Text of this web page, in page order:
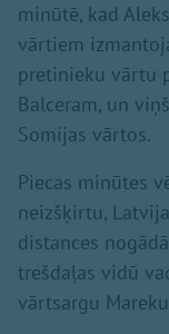
minūtē, kad
vārtiem
pretinieku vārtu
Balceram, un
Somijas vārtos.
Piecas minūtes
neizšķirtu,
distances
trešdaļas vidū
vārtsargu